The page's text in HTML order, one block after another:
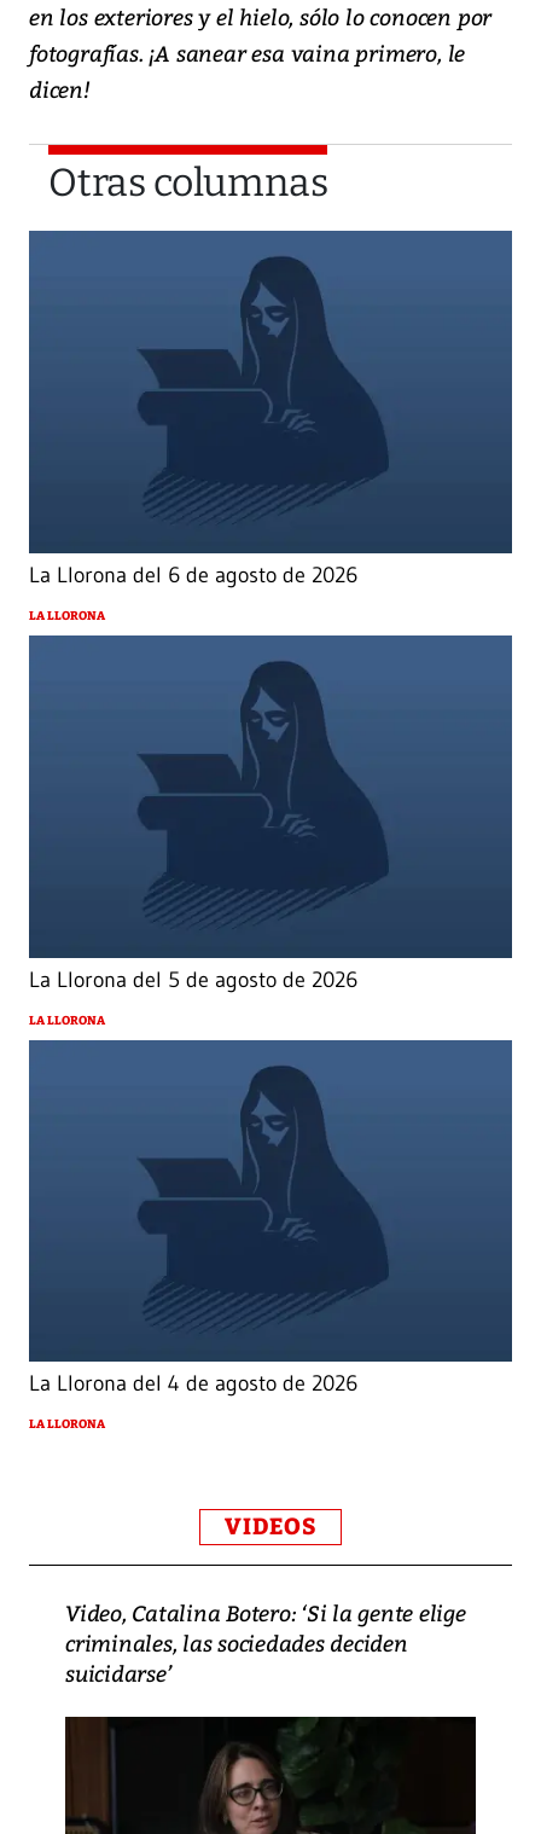
en los exteriores y el hielo, sólo lo conocen por
fotografías. ¡A sanear esa vaina primero, le
dicen!
Otras columnas
La Llorona del 6 de agosto de 2026
LA LLORONA
La Llorona del 5 de agosto de 2026
LA LLORONA
La Llorona del 4 de agosto de 2026
LA LLORONA
VIDEOS
Video, Catalina Botero: ‘Si la gente elige
criminales, las sociedades deciden
suicidarse’